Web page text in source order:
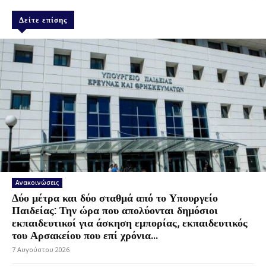
Δείτε επίσης
Ανακοινώσεις
Δύο μέτρα και δύο σταθμά από το Υπουργείο
Παιδείας: Την ώρα που απολύονται δημόσιοι
εκπαιδευτικοί για άσκηση εμπορίας, εκπαιδευτικός
του Αρσακείου που επί χρόνια...
7 Αυγούστου 2026